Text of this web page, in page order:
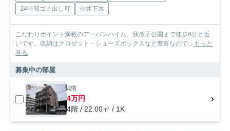
24時間ゴミ出し可
公共下水
こだわりポイント満載のアーバンハイム。我孫子公園まで徒歩6分と近
いです。収納はクロゼット・シューズボックスなど豊富なので... もっと
見る
募集中の部屋
4階
4万円
4階 / 22.00㎡ / 1K